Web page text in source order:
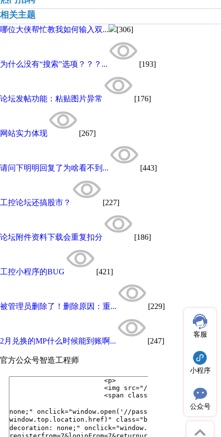
相关主题
哪位大侠帮忙教我如何输入双... [306]
为什么没有“搜索”选项？？？... [193]
论坛发帖功能：粘贴图片异常 [176]
网站实力体现 [267]
请问下明明回复了为啥看不到... [443]
工控论坛还搞股市？ [227]
论坛附件资料下载会重复扣分 [186]
工控小程序的BUG [421]
被管理员删除了！删除原因：重... [229]
2月兑换的MP什么时候能到账啊... [247]
官方公众号智造工程师
客服
小程序
公众号